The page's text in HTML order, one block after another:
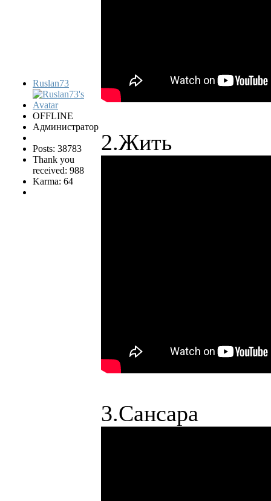
Ruslan73
OFFLINE
Администратор
Posts: 38783
Thank you
received: 988
Karma: 64
2.Жить
3.Сансара